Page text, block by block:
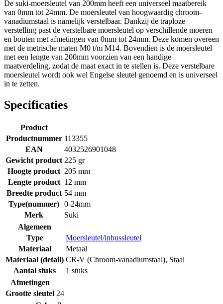
De suki-moersleutel van 200mm heeft een universeel maatbereik
van 0mm tot 24mm. De moersleutel van hoogwaardig chroom-
vanadiumstaal is namelijk verstelbaar. Dankzij de traploze
verstelling past de verstelbare moersleutel op verschillende moeren
en bouten met afmetingen van 0mm tot 24mm. Deze komen overeen
met de metrische maten M0 t/m M14. Bovendien is de moersleutel
met een lengte van 200mm voorzien van een handige
maatverdeling, zodat de maat exact in te stellen is. Deze verstelbare
moersleutel wordt ook wel Engelse sleutel genoemd en is universeel
in te zetten.
Specificaties
Product
Productnummer 113355
EAN
4032526901048
Gewicht product 225 gr
Hoogte product 205 mm
Lengte product 12 mm
Breedte product 54 mm
Type(nummer) 0-24mm
Merk
Suki
Algemeen
Type
Moersleutel/inbussleutel
Materiaal
Metaal
Materiaal (detail) CR-V (Chroom-vanadiumstaal), Staal
Aantal stuks
1 stuks
Afmetingen
Grootte sleutel 24